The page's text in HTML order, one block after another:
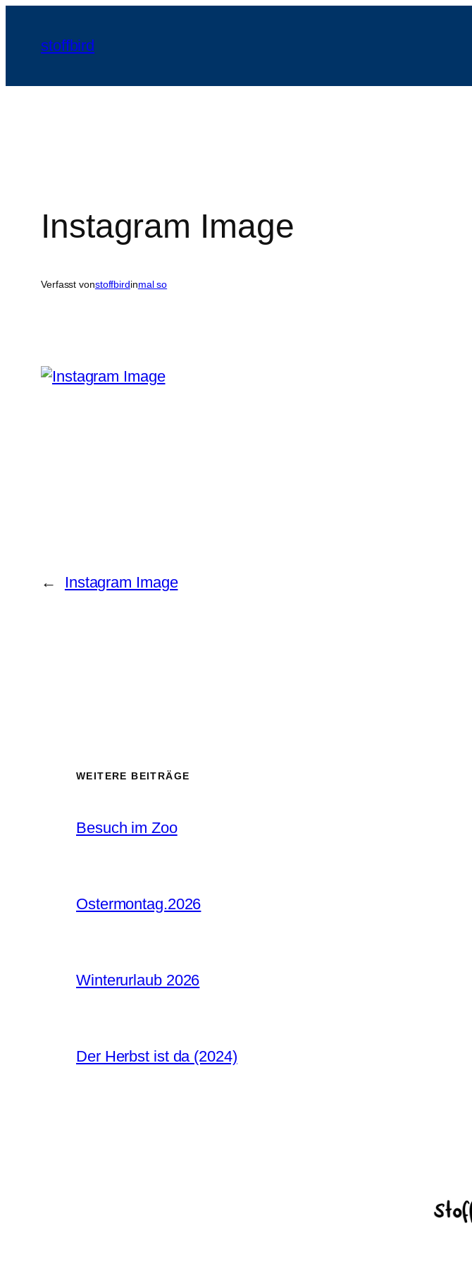
springen
stoffbird
Instagram Image
Verfasst vonstoffbirdinmal so
← Instagram Image
WEITERE BEITRÄGE
Besuch im Zoo
Ostermontag.2026
Winterurlaub 2026
Der Herbst ist da (2024)